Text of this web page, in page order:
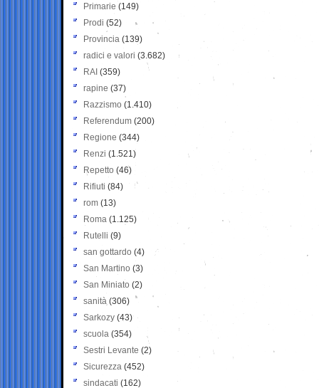
Primarie (149)
Prodi (52)
Provincia (139)
radici e valori (3.682)
RAI (359)
rapine (37)
Razzismo (1.410)
Referendum (200)
Regione (344)
Renzi (1.521)
Repetto (46)
Rifiuti (84)
rom (13)
Roma (1.125)
Rutelli (9)
san gottardo (4)
San Martino (3)
San Miniato (2)
sanità (306)
Sarkozy (43)
scuola (354)
Sestri Levante (2)
Sicurezza (452)
sindacati (162)